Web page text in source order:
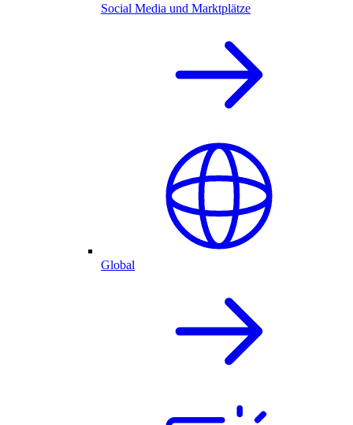
Social Media und Marktplätze
Global